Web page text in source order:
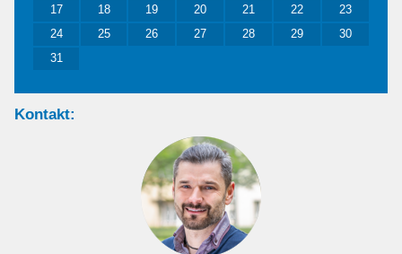
17
18 19 20 21 22
23
24
25 26 27 28 29
30
31
Kontakt: